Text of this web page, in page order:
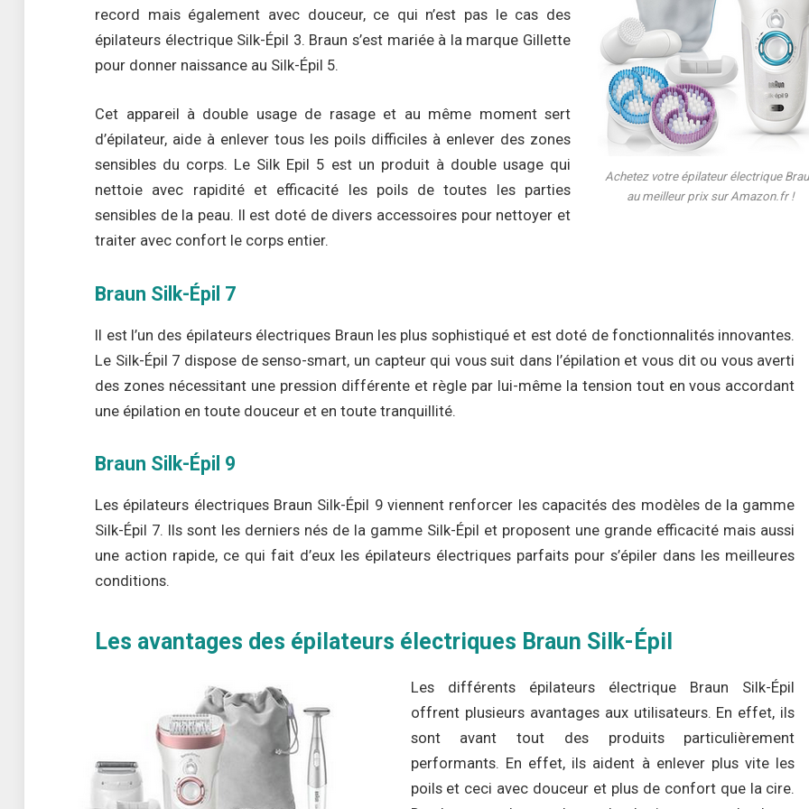
Achetez votre épilateur électrique
au meilleur prix sur Amazon.fr !
record mais également avec douceur, ce qui n’est pas le cas des
épilateurs électrique Silk-Épil 3. Braun s’est mariée à la marque Gillette
pour donner naissance au Silk-Épil 5.
Cet appareil à double usage de rasage et au même moment sert
d’épilateur, aide à enlever tous les poils difficiles à enlever des zones
sensibles du corps. Le Silk Epil 5 est un produit à double usage qui
nettoie avec rapidité et efficacité les poils de toutes les parties
sensibles de la peau. Il est doté de divers accessoires pour nettoyer et
traiter avec confort le corps entier.
Braun Silk-Épil 7
Il est l’un des épilateurs électriques Braun les plus sophistiqué et est doté de fonctionnalités innovantes.
Le Silk-Épil 7 dispose de senso-smart, un capteur qui vous suit dans l’épilation et vous dit ou vous averti
des zones nécessitant une pression différente et règle par lui-même la tension tout en vous accordant
une épilation en toute douceur et en toute tranquillité.
Braun Silk-Épil 9
Les épilateurs électriques Braun Silk-Épil 9 viennent renforcer les capacités des modèles de la gamme
Silk-Épil 7. Ils sont les derniers nés de la gamme Silk-Épil et proposent une grande efficacité mais aussi
une action rapide, ce qui fait d’eux les épilateurs électriques parfaits pour s’épiler dans les meilleures
conditions.
Les avantages des épilateurs électriques Braun Silk-Épil
Les différents épilateurs électrique Braun Silk-Épil
offrent plusieurs avantages aux utilisateurs. En effet, ils
sont avant tout des produits particulièrement
performants. En effet, ils aident à enlever plus vite les
poils et ceci avec douceur et plus de confort que la cire.